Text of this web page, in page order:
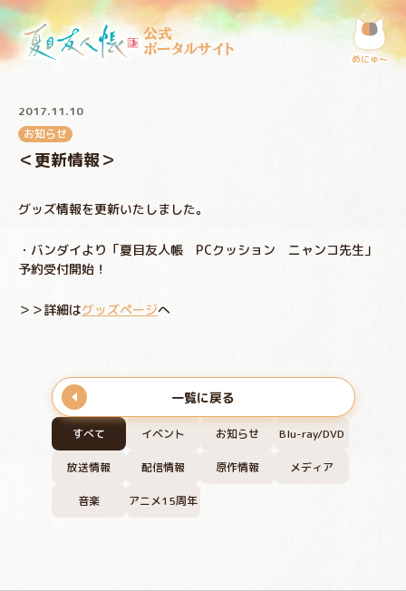
公式
ポータルサイト
めにゅ〜
すべて イベント お知らせ Blu-ray/DVD
放送情報 配信情報 原作情報 メディア
音楽 アニメ15周年
2017.11.10
お知らせ
＜更新情報＞
グッズ情報を更新いたしました。
・バンダイより「夏目友人帳 PCクッション ニャンコ先生」
予約受付開始！
＞＞詳細はグッズページへ
一覧に戻る